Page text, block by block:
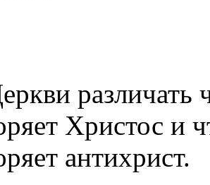
различать
Христос и
антихрист.